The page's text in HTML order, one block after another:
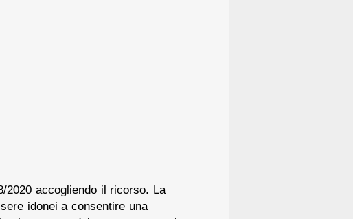
2020 accogliendo il ricorso. La
idonei a consentire una